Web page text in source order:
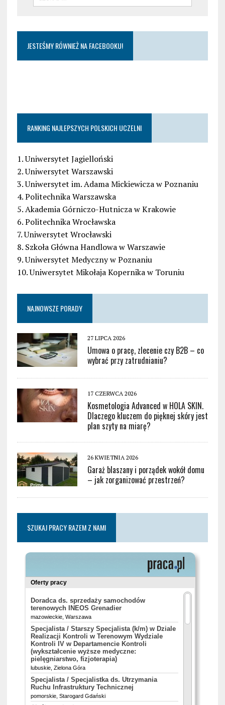
JESTEŚMY RÓWNIEŻ NA FACEBOOKU!
RANKING NAJLEPSZYCH POLSKICH UCZELNI
1. Uniwersytet Jagielloński
2. Uniwersytet Warszawski
3. Uniwersytet im. Adama Mickiewicza w Poznaniu
4. Politechnika Warszawska
5. Akademia Górniczo-Hutnicza w Krakowie
6. Politechnika Wrocławska
7. Uniwersytet Wrocławski
8. Szkoła Główna Handlowa w Warszawie
9. Uniwersytet Medyczny w Poznaniu
10. Uniwersytet Mikołaja Kopernika w Toruniu
NAJNOWSZE PORADY
27 LIPCA 2026
Umowa o pracę, zlecenie czy B2B – co
wybrać przy zatrudnianiu?
17 CZERWCA 2026
Kosmetologia Advanced w HOLA SKIN.
Dlaczego kluczem do pięknej skóry jest
plan szyty na miarę?
26 KWIETNIA 2026
Garaż blaszany i porządek wokół domu
– jak zorganizować przestrzeń?
SZUKAJ PRACY RAZEM Z NAMI